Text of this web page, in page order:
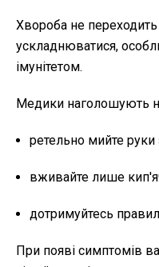
Хвороба не
ускладнюватися,
імунітетом.
Медики наголошують
ретельно мийте
вживайте лише
дотримуйтесь
При появі симптомів